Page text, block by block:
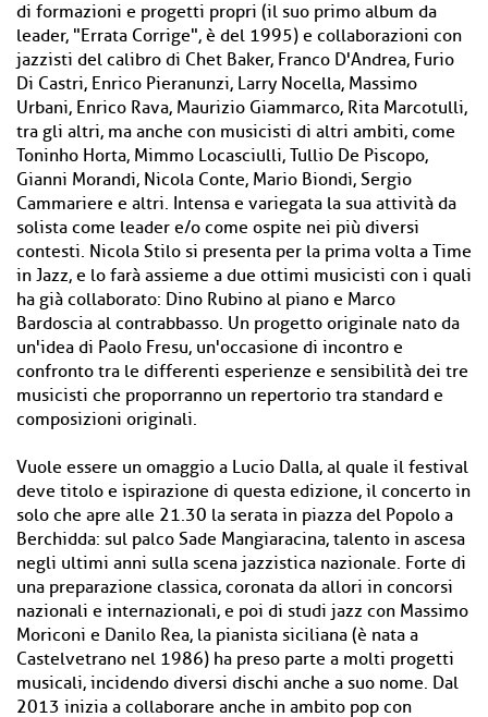
di formazioni e progetti propri (il suo primo album da
leader, "Errata Corrige", è del 1995) e collaborazioni con
jazzisti del calibro di Chet Baker, Franco D'Andrea, Furio
Di Castri, Enrico Pieranunzi, Larry Nocella, Massimo
Urbani, Enrico Rava, Maurizio Giammarco, Rita Marcotulli,
tra gli altri, ma anche con musicisti di altri ambiti, come
Toninho Horta, Mimmo Locasciulli, Tullio De Piscopo,
Gianni Morandi, Nicola Conte, Mario Biondi, Sergio
Cammariere e altri. Intensa e variegata la sua attività da
solista come leader e/o come ospite nei più diversi
contesti. Nicola Stilo si presenta per la prima volta a Time
in Jazz, e lo farà assieme a due ottimi musicisti con i quali
ha già collaborato: Dino Rubino al piano e Marco
Bardoscia al contrabbasso. Un progetto originale nato da
un'idea di Paolo Fresu, un'occasione di incontro e
confronto tra le differenti esperienze e sensibilità dei tre
musicisti che proporranno un repertorio tra standard e
composizioni originali.
Vuole essere un omaggio a Lucio Dalla, al quale il festival
deve titolo e ispirazione di questa edizione, il concerto in
solo che apre alle 21.30 la serata in piazza del Popolo a
Berchidda: sul palco Sade Mangiaracina, talento in ascesa
negli ultimi anni sulla scena jazzistica nazionale. Forte di
una preparazione classica, coronata da allori in concorsi
nazionali e internazionali, e poi di studi jazz con Massimo
Moriconi e Danilo Rea, la pianista siciliana (è nata a
Castelvetrano nel 1986) ha preso parte a molti progetti
musicali, incidendo diversi dischi anche a suo nome. Dal
2013 inizia a collaborare anche in ambito pop con